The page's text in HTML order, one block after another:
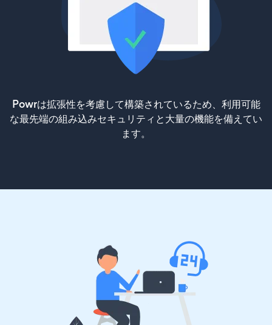
Powrは拡張性を考慮して構築されているため、利用可能
な最先端の組み込みセキュリティと大量の機能を備えてい
ます。